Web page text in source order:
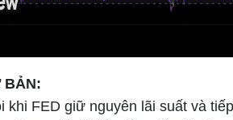
BẢN:
khi FED giữ nguyên lãi suất và